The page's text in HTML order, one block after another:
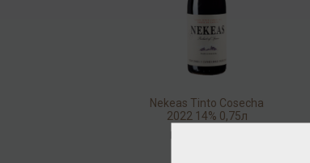
Nekeas Tinto Cosecha
2022 14% 0,75л